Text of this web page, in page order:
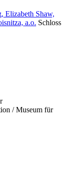
Elizabeth Shaw,
a.o. Schloss
/ Museum für